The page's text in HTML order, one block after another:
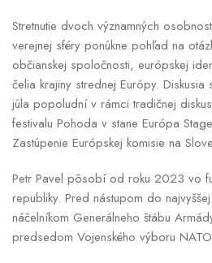
Stretnutie dvoch významných
verejnej sféry ponúkne pohľad na
občianskej spoločnosti, európskej
čelia krajiny strednej Európy. Diskusia
júla popoludní v rámci tradičnej
festivalu Pohoda v stane Európa
Zastúpenie Európskej komisie na
Petr Pavel pôsobí od roku 2023 vo
republiky. Pred nástupom do
náčelníkom Generálneho štábu
predsedom Vojenského výboru